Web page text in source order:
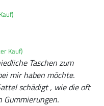
Kauf)
Taschen zum
mir haben möchte.
schädigt , wie die oft